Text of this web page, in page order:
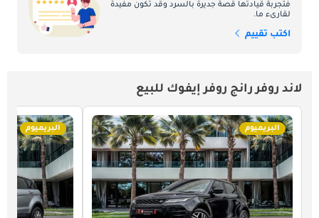
فتجربة قيادتها قصة جديرة بالسرد وقد تكون مفيدة
لقارىء ما.
اكتب تقييم
لاند روفر رانج روفر إيفوك للبيع
البريميوم البريميوم